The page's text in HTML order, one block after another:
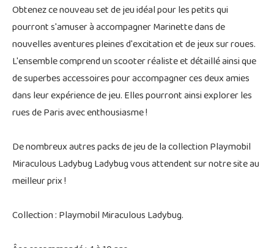
Obtenez ce nouveau set de jeu idéal pour les petits qui
pourront s'amuser à accompagner Marinette dans de
nouvelles aventures pleines d'excitation et de jeux sur roues.
L'ensemble comprend un scooter réaliste et détaillé ainsi que
de superbes accessoires pour accompagner ces deux amies
dans leur expérience de jeu. Elles pourront ainsi explorer les
rues de Paris avec enthousiasme !
De nombreux autres packs de jeu de la collection Playmobil
Miraculous Ladybug Ladybug vous attendent sur notre site au
meilleur prix !
Collection : Playmobil Miraculous Ladybug.